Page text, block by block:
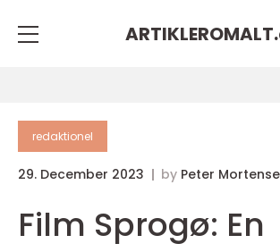
ARTIKLEROMALT.
redaktionel
29. December 2023 by Peter
Film Sprogø: En